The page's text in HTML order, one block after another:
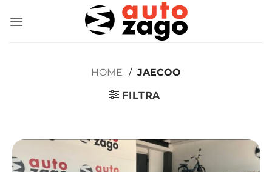
HOME / JAECOO
FILTRA
Jaecoo